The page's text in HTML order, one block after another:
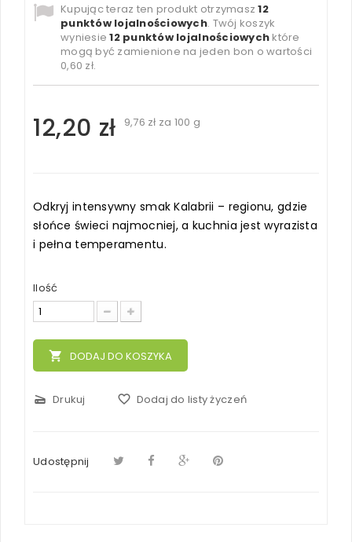
Kupując teraz ten produkt otrzymasz12
punktów lojalnościowych. Twój koszyk
wyniesie12punktów lojalnościowych które
mogą być zamienione na jeden bon o wartości
0,60 zł.
12,20 zł 9,76 zł za 100 g
Odkryj intensywny smak Kalabrii – regionu, gdzie
słońce świeci najmocniej, a kuchnia jest wyrazista
i pełna temperamentu.
Ilość
local_grocery_store DODAJ DO KOSZYKA
scanner Drukuj favorite_border Dodaj do listy życzeń
Udostępnij